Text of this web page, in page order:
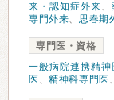
来・認知症外来、
専門外来、思春期
専門医・資格
一般病院連携精神
医 、精神科専門医